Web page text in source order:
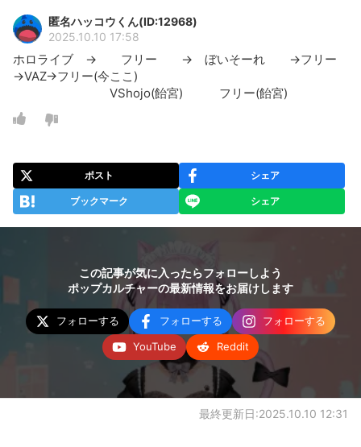
匿名ハッコウくん(ID:12968)
2025.10.10 17:58
ホロライブ → フリー → ぼいそーれ →フリー
→VAZ→フリー(今ここ)
VShojo(飴宮) フリー(飴宮)
ポスト シェア
ブックマーク シェア
この記事が気に入ったらフォローしよう
ポップカルチャーの最新情報をお届けします
フォローする フォローする
フォローする
YouTube
Reddit
最終更新日:2025.10.10 12:31